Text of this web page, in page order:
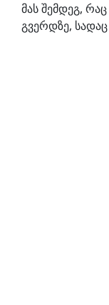
მას შემდეგ,
გვერდზე,